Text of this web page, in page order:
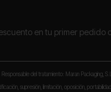
en tu primer pedido
del tratamiento: Maran Packaging,
supresión, limitación, oposición,